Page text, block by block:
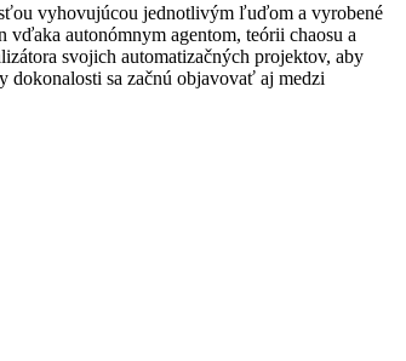
vyhovujúcou jednotlivým ľuďom a vyrobené
autonómnym agentom, teórii chaosu a
svojich automatizačných projektov, aby
sa začnú objavovať aj medzi